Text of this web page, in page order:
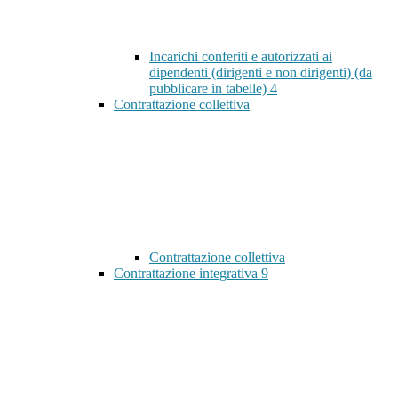
Incarichi conferiti e autorizzati ai
dipendenti (dirigenti e non dirigenti) (da
pubblicare in tabelle) 4
Contrattazione collettiva
Contrattazione collettiva
Contrattazione integrativa 9